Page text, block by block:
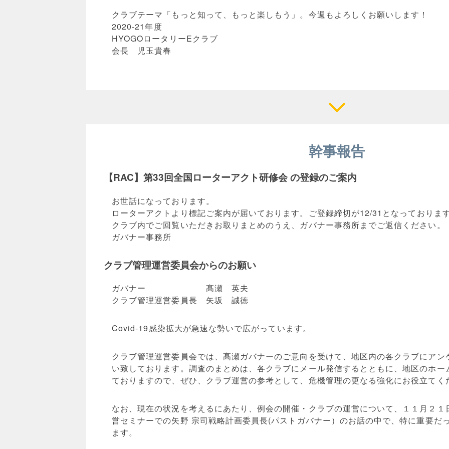
クラブテーマ「もっと知って、もっと楽しもう」。今週もよろしくお願いします！
2020-21年度
HYOGOロータリーEクラブ
会長 児玉貴春
幹事報告
【RAC】第33回全国ローターアクト研修会 の登録のご案内
お世話になっております。
ローターアクトより標記ご案内が届いております。ご登録締切が12/31となっておりま
クラブ内でご回覧いただきお取りまとめのうえ、ガバナー事務所までご返信ください。
ガバナー事務所
クラブ管理運営委員会からのお願い
ガバナー 髙瀬 英夫
クラブ管理運営委員長 矢坂 誠徳
Covid-19感染拡大が急速な勢いで広がっています。
クラブ管理運営委員会では、髙瀬ガバナーのご意向を受けて、地区内の各クラブにア
い致しております。調査のまとめは、各クラブにメール発信するとともに、地区のホ
ておりますので、ぜひ、クラブ運営の参考として、危機管理の更なる強化にお役立てく
なお、現在の状況を考えるにあたり、例会の開催・クラブの運営について、１１月２
営セミナーでの矢野 宗司戦略計画委員長(パストガバナー）のお話の中で、特に重要だ
ます。